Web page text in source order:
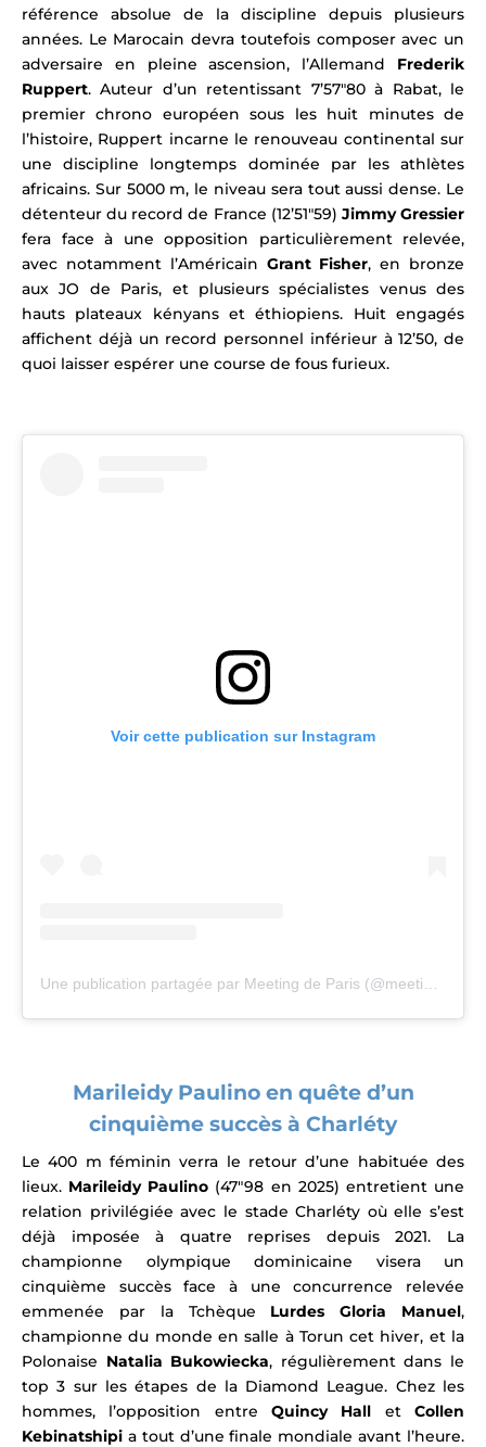
référence absolue de la discipline depuis plusieurs
années. Le Marocain devra toutefois composer avec un
adversaire en pleine ascension, l’Allemand Frederik
Ruppert. Auteur d’un retentissant 7’57″80 à Rabat, le
premier chrono européen sous les huit minutes de
l’histoire, Ruppert incarne le renouveau continental sur
une discipline longtemps dominée par les athlètes
africains. Sur 5000 m, le niveau sera tout aussi dense. Le
détenteur du record de France (12’51″59) Jimmy Gressier
fera face à une opposition particulièrement relevée,
avec notamment l’Américain Grant Fisher, en bronze
aux JO de Paris, et plusieurs spécialistes venus des
hauts plateaux kényans et éthiopiens. Huit engagés
affichent déjà un record personnel inférieur à 12’50, de
quoi laisser espérer une course de fous furieux.
Voir cette publication sur Instagram
Marileidy Paulino en quête d’un
cinquième succès à Charléty
Le 400 m féminin verra le retour d’une habituée des
lieux. Marileidy Paulino (47″98 en 2025) entretient une
relation privilégiée avec le stade Charléty où elle s’est
déjà imposée à quatre reprises depuis 2021. La
championne olympique dominicaine visera un
cinquième succès face à une concurrence relevée
emmenée par la Tchèque Lurdes Gloria Manuel,
championne du monde en salle à Torun cet hiver, et la
Polonaise Natalia Bukowiecka, régulièrement dans le
top 3 sur les étapes de la Diamond League. Chez les
hommes, l’opposition entre Quincy Hall etCollen
Kebinatshipi a tout d’une finale mondiale avant l’heure.